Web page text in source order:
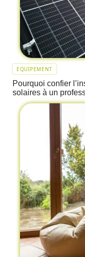
EQUIPEMENT
Pourquoi confier
solaires à un